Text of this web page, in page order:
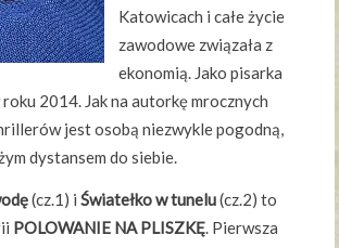
Katowicach i całe życie
zawodowe związała z
ekonomią. Jako pisarka
2014. Jak na autorkę mrocznych
jest osobą niezwykle pogodną,
dystansem do siebie.
(cz.1) iŚwiatełko w tunelu(cz.2) to
POLOWANIE NA PLISZKĘ. Pierwsza